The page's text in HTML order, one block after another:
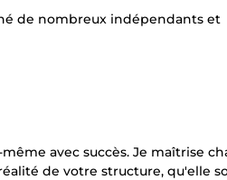
de nombreux indépendants et
avec succès. Je maîtrise
de votre structure, qu'elle